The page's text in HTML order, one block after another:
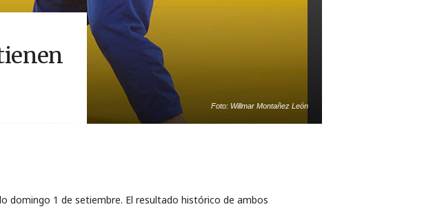
Foto: Willmar Montañez León
domingo 1 de setiembre. El resultado histórico de ambos